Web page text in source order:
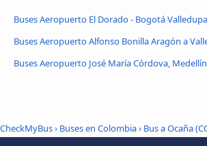
Buses Aeropuerto El Dorado - Bogotá
Buses Aeropuerto Alfonso Bonilla Aragón a
Buses Aeropuerto José María Córdova,
CheckMyBus› Buses en Colombia› Bus a Ocaña